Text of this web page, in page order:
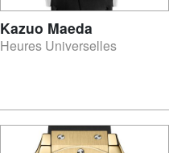
Kazuo Maeda
Heures Universelles